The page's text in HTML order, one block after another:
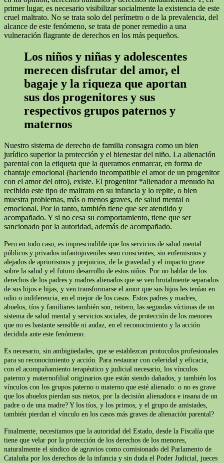
primer lugar, es necesario visibilizar socialmente la existencia de este
cruel maltrato. No se trata solo del perímetro o de la prevalencia, del
alcance de este fenómeno, se trata de poner remedio a una
vulneración flagrante de derechos en los más pequeños.
Los niños y niñas y adolescentes
merecen disfrutar del amor, el
bagaje y la riqueza que aportan
sus dos progenitores y sus
respectivos grupos paternos y
maternos
Nuestro sistema de derecho de familia consagra como un bien
jurídico superior la protección y el bienestar del niño. La alienación
parental con la etiqueta que la queramos enmarcar, en forma de
chantaje emocional (haciendo incompatible el amor de un progenitor
con el amor del otro), existe. El progenitor *alienador a menudo ha
recibido este tipo de maltrato en su infancia y lo repite, o bien
muestra problemas, más o menos graves, de salud mental o
emocional. Por lo tanto, también tiene que ser atendido y
acompañado. Y si no cesa su comportamiento, tiene que ser
sancionado por la autoridad, además de acompañado.
Pero en todo caso, es imprescindible que los servicios de salud mental
públicos y privados infantojuveniles sean conscientes, sin eufemismos y
alejados de apriorismos y prejuicios, de la gravedad y el impacto grave
sobre la salud y el futuro desarrollo de estos niños. Por no hablar de los
derechos de los padres y madres alienados que se ven brutalmente separados
de sus hijos e hijas, y ven transformarse el amor que sus hijos les tenían en
odio o indiferencia, en el mejor de los casos. Estos padres y madres,
abuelos, tíos y familiares también son, reitero, las segundas víctimas de un
sistema de salud mental y servicios sociales, de protección de los menores
que no es bastante sensible ni audaz, en el reconocimiento y la acción
decidida ante este fenómeno.
Es necesario, sin ambigüedades, que se establezcan protocolos profesionales
para su reconocimiento y acción. Para restaurar con celeridad y eficacia,
con el acompañamiento terapéutico y judicial necesario, los vínculos
paterno y maternofilial originarios que están siendo dañados, y también los
vínculos con los grupos paterno o materno que esté alienado: o no es grave
que los abuelos pierdan sus nietos, por la decisión alienadora e insana de un
padre o de una madre? Y los tíos, y los primos, y el grupo de amistades,
también pierdan el vínculo en los casos más graves de alienación parental?
Finalmente, necesitamos que la autoridad del Estado, desde la Fiscalía que
tiene que velar por la protección de los derechos de los menores,
naturalmente el síndico de agravios como comisionado del Parlamento de
Cataluña por los derechos de la infancia y sin duda el Poder Judicial, jueces